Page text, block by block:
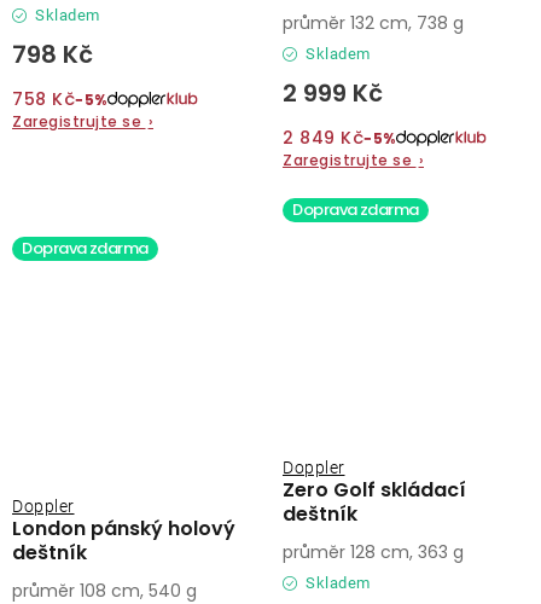
Skladem
798 Kč
758 Kč−5%
Zaregistrujte se ›
Skladem
2 999 Kč
2 849 Kč−5%
Zaregistrujte se ›
průměr 132 cm, 738 g
Doprava zdarma
London pánský holový
deštník
Doppler
průměr 108 cm, 540 g
Doprava zdarma
Zero Golf skládací
deštník
Doppler
Skladem
průměr 128 cm, 363 g